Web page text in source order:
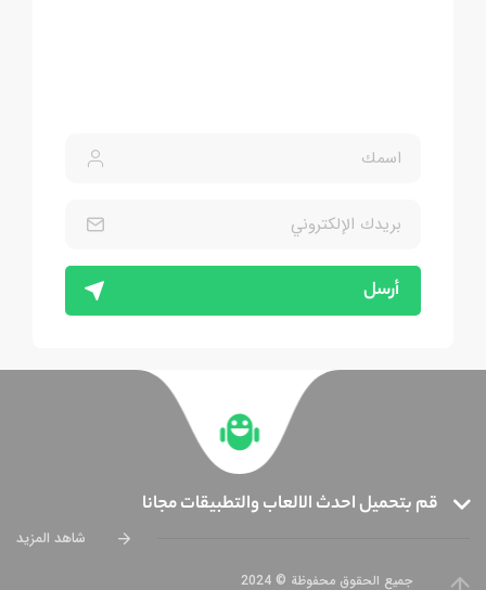
أرسل
قم بتحميل احدث الالعاب والتطبيقات مجانا
شاهد المزيد
جميع الحقوق محفوظة © 2024